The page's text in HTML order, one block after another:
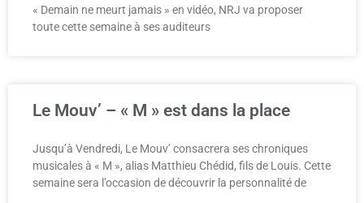
« Demain ne meurt jamais » en vidéo, NRJ va proposer
toute cette semaine à ses auditeurs
Le Mouv’ – « M » est dans la place
Jusqu’à Vendredi, Le Mouv’ consacrera ses chroniques
musicales à « M », alias Matthieu Chédid, fils de Louis. Cette
semaine sera l’occasion de découvrir la personnalité de